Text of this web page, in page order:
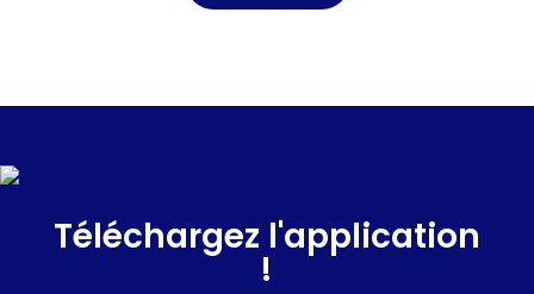
Téléchargez l'application
!